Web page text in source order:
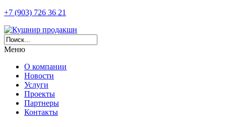
+7 (903) 726 36 21
Меню
О компании
Новости
Услуги
Проекты
Партнеры
Контакты